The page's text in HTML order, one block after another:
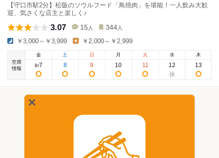
【守口市駅2分】松阪のソウルフード「鳥焼肉」を堪能！一人飲み大歓
迎、気さくな店主と楽しく♪
3.07 15 人 344 人
￥3,000～￥3,999 ￥2,000～￥2,999
空席
情報
金
8/7
土
8
日
9
月
10
火
11
水
12
木
13